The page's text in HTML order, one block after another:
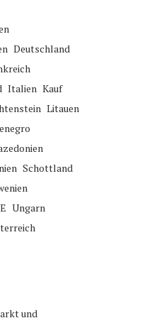
Deutschland
Italien Kauf
Litauen
Schottland
Ungarn
und